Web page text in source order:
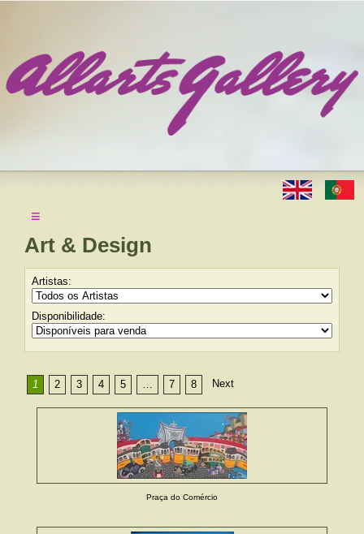
≡
Art & Design
Artistas:
Disponibilidade:
1 2 3 4 5 … 7 8 Next
Praça do Comércio